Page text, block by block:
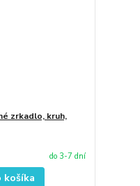
zrkadlo, kruh,
do 3-7 dní
košíka